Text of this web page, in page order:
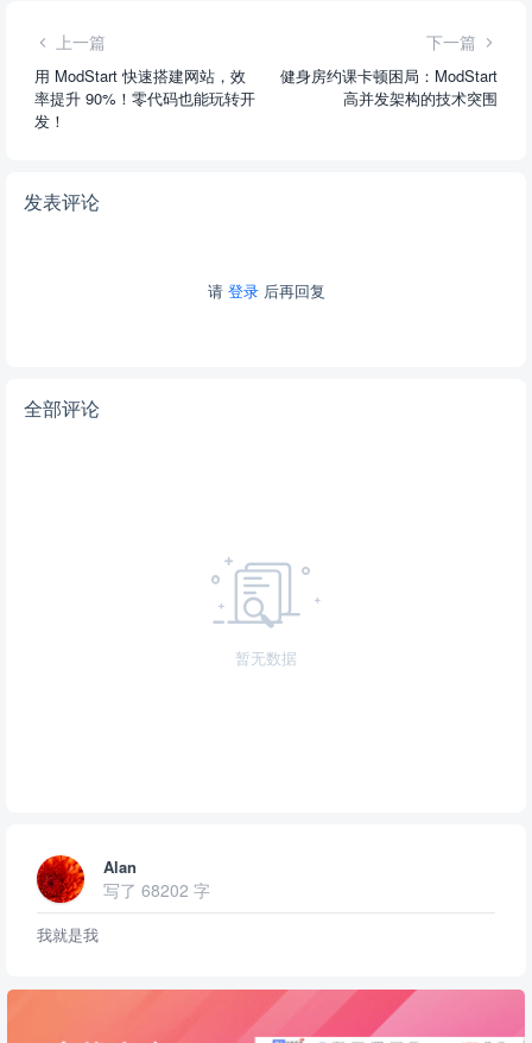
上一篇
用 ModStart 快速搭建网站，效
率提升 90%！零代码也能玩转开
发！
下一篇
健身房约课卡顿困局：ModStart
高并发架构的技术突围
发表评论
请 登录后再回复
全部评论
暂无数据
Alan
写了 68202 字
我就是我